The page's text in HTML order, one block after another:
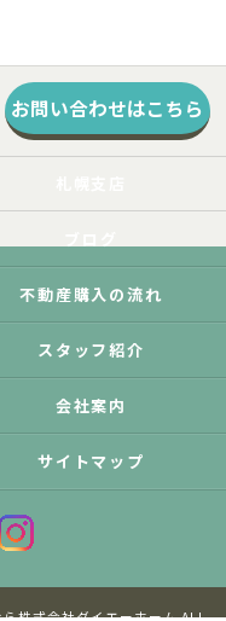
お問い合わせはこちら
不動産購入の流れ
スタッフ紹介
会社案内
サイトマップ
株式会社ダイエーホーム ALL